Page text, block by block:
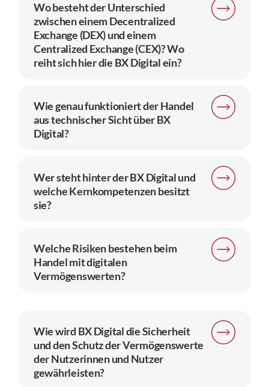
Wo besteht der Unterschied
zwischen einem Decentralized
Exchange (DEX) und einem
Centralized Exchange (CEX)? Wo
reiht sich hier die BX Digital ein?
Wie genau funktioniert der Handel
aus technischer Sicht über BX
Digital?
Wer steht hinter der BX Digital und
welche Kernkompetenzen besitzt
sie?
Welche Risiken bestehen beim
Handel mit digitalen
Vermögenswerten?
Wie wird BX Digital die Sicherheit
und den Schutz der Vermögenswerte
der Nutzerinnen und Nutzer
gewährleisten?